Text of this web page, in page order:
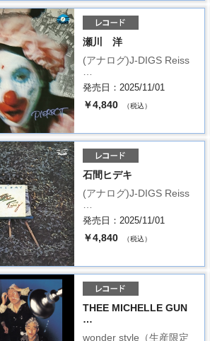
瀬川 洋
(アナログ)J-DIGS Reiss
発売日：2025/11/01
￥4,840 （税込）
石間ヒデキ
(アナログ)J-DIGS Reiss
発売日：2025/11/01
￥4,840 （税込）
THEE MICHELLE GUN
…
wonder style（生産限定